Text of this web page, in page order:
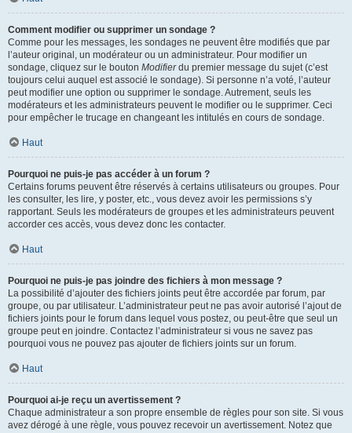
Comment modifier ou supprimer un sondage ?
Comme pour les messages, les sondages ne peuvent être modifiés que par
l’auteur original, un modérateur ou un administrateur. Pour modifier un
sondage, cliquez sur le bouton Modifierdu premier message du sujet (c’est
toujours celui auquel est associé le sondage). Si personne n’a voté, l’auteur
peut modifier une option ou supprimer le sondage. Autrement, seuls les
modérateurs et les administrateurs peuvent le modifier ou le supprimer. Ceci
pour empêcher le trucage en changeant les intitulés en cours de sondage.
Haut
Pourquoi ne puis-je pas accéder à un forum ?
Certains forums peuvent être réservés à certains utilisateurs ou groupes. Pour
les consulter, les lire, y poster, etc., vous devez avoir les permissions s’y
rapportant. Seuls les modérateurs de groupes et les administrateurs peuvent
accorder ces accès, vous devez donc les contacter.
Haut
Pourquoi ne puis-je pas joindre des fichiers à mon message ?
La possibilité d’ajouter des fichiers joints peut être accordée par forum, par
groupe, ou par utilisateur. L’administrateur peut ne pas avoir autorisé l’ajout de
fichiers joints pour le forum dans lequel vous postez, ou peut-être que seul un
groupe peut en joindre. Contactez l’administrateur si vous ne savez pas
pourquoi vous ne pouvez pas ajouter de fichiers joints sur un forum.
Haut
Pourquoi ai-je reçu un avertissement ?
Chaque administrateur a son propre ensemble de règles pour son site. Si vous
avez dérogé à une règle, vous pouvez recevoir un avertissement. Notez que